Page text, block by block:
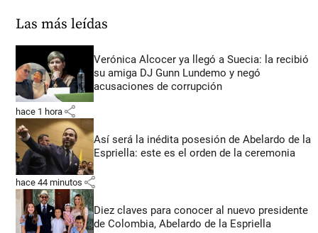
Las más leídas
Verónica Alcocer ya llegó a Suecia: la recibió
su amiga DJ Gunn Lundemo y negó
acusaciones de corrupción
hace 1 hora share
Así será la inédita posesión de Abelardo de la
Espriella: este es el orden de la ceremonia
hace 44 minutos share
Diez claves para conocer al nuevo presidente
de Colombia, Abelardo de la Espriella